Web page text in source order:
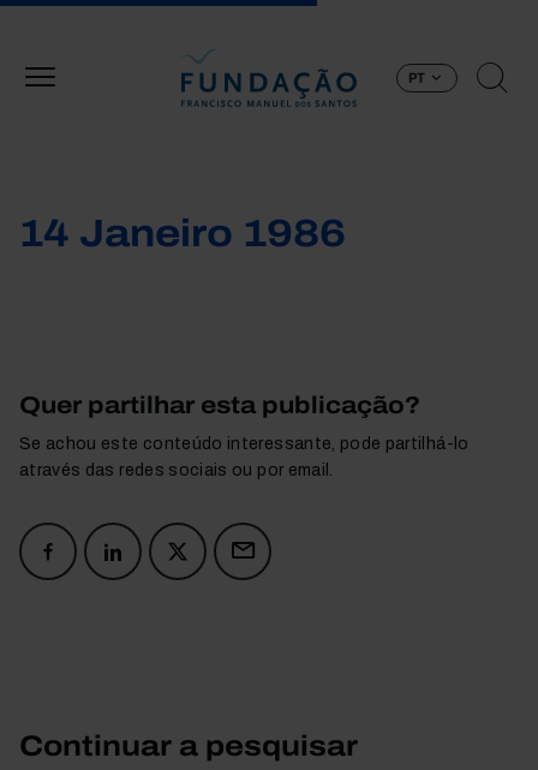
PT
14 Janeiro 1986
Quer partilhar esta publicação?
Se achou este conteúdo interessante, pode partilhá-lo
através das redes sociais ou por email.
Continuar a pesquisar